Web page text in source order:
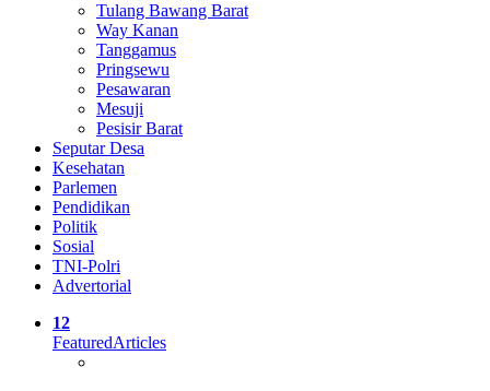
Tulang Bawang Barat
Way Kanan
Tanggamus
Pringsewu
Pesawaran
Mesuji
Pesisir Barat
Seputar Desa
Kesehatan
Parlemen
Pendidikan
Politik
Sosial
TNI-Polri
Advertorial
12
FeaturedArticles